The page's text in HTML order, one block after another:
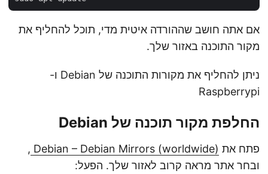
אם אתה חושב שההורדה איטית מדי, תוכל להחליף את
מקור התוכנה באזור שלך.
ניתן להחליף את מקורות התוכנה של Debian ו-
Raspberrypi
החלפת מקור תוכנה של Debian
פתח את Debian – Debian Mirrors (worldwide)
,
ובחר אתר מראה קרוב לאזור שלך. הפעל: